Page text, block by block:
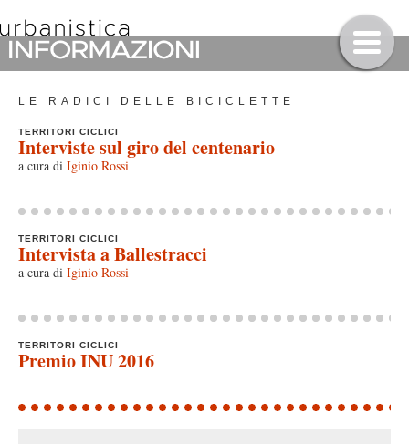
LE RADICI DELLE BICICLETTE
TERRITORI CICLICI
Interviste sul giro del centenario
a cura di Iginio Rossi
TERRITORI CICLICI
Intervista a Ballestracci
a cura di Iginio Rossi
TERRITORI CICLICI
Premio INU 2016